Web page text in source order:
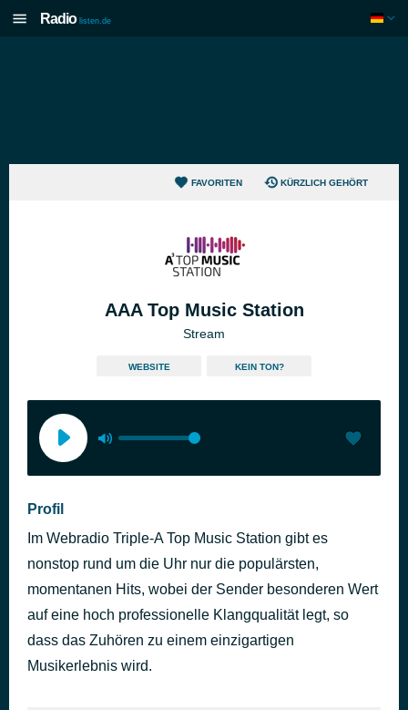
Radio listen.de
FAVORITEN KÜRZLICH GEHÖRT
AAA Top Music Station
Stream
WEBSITE KEIN TON?
Profil
Im Webradio Triple-A Top Music Station gibt es
nonstop rund um die Uhr nur die populärsten,
momentanen Hits, wobei der Sender besonderen Wert
auf eine hoch professionelle Klangqualität legt, so
dass das Zuhören zu einem einzigartigen
Musikerlebnis wird.